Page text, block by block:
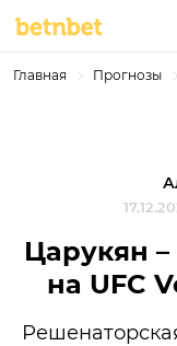
Главная Прогнозы
Царукян
на UFC